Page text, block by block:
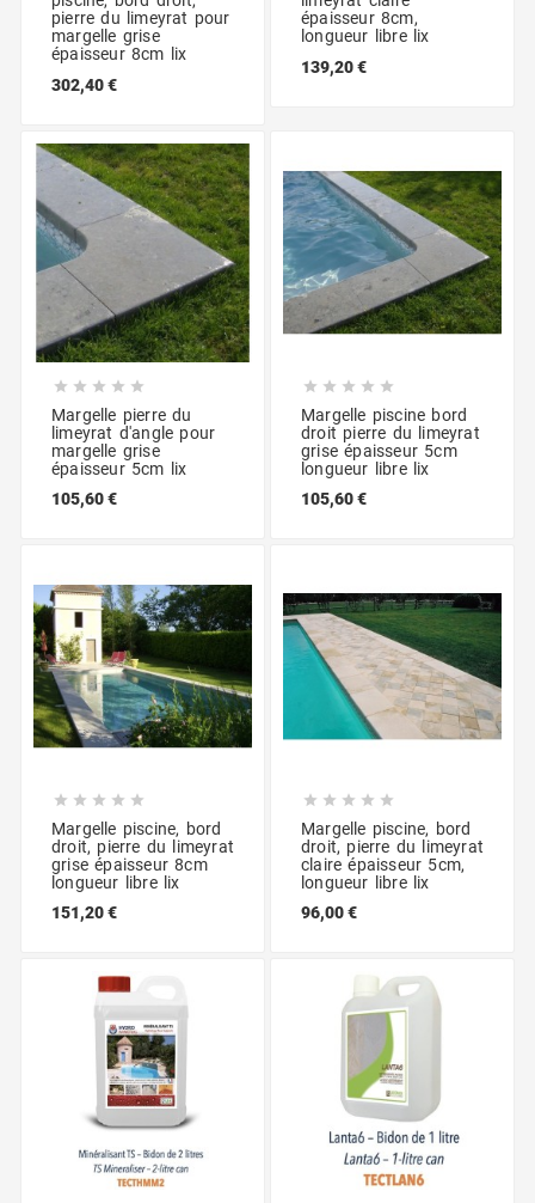
pierre du limeyrat pour
margelle grise
épaisseur 8cm lix
302,40 €
épaisseur 8cm,
longueur libre lix
139,20 €
    
Margelle pierre du
limeyrat d'angle pour
margelle grise
épaisseur 5cm lix
105,60 €
    
Margelle piscine bord
droit pierre du limeyrat
grise épaisseur 5cm
longueur libre lix
105,60 €
    
Margelle piscine, bord
droit, pierre du limeyrat
grise épaisseur 8cm
longueur libre lix
151,20 €
    
Margelle piscine, bord
droit, pierre du limeyrat
claire épaisseur 5cm,
longueur libre lix
96,00 €